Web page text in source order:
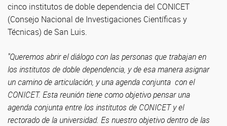
cinco institutos de doble dependencia del CONICET
(Consejo Nacional de Investigaciones Científicas y
Técnicas) de San Luis.
"Queremos abrir el diálogo con las personas que trabajan en
los institutos de doble dependencia, y de esa manera asignar
un camino de articulación, y una agenda conjunta con el
CONICET. Esta reunión tiene como objetivo pensar una
agenda conjunta entre los institutos de CONICET y el
rectorado de la universidad. Es nuestro objetivo dentro de las